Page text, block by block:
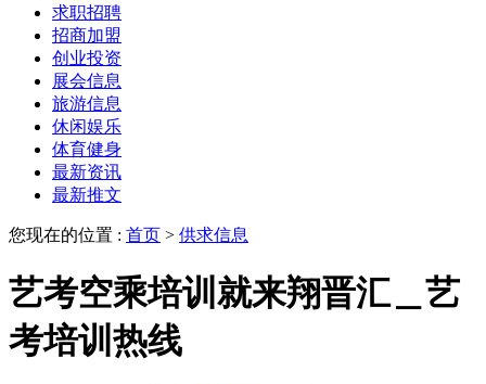
求职招聘
招商加盟
创业投资
展会信息
旅游信息
休闲娱乐
体育健身
最新资讯
最新推文
您现在的位置 : 首页 > 供求信息
艺考空乘培训就来翔晋汇＿艺
考培训热线